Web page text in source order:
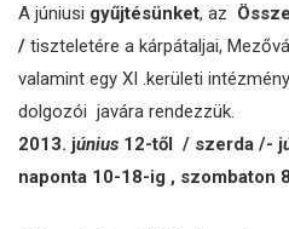
A júniusi gyűjtésünket, az
/ tiszteletére a kárpátaljai,
valamint egy XI .kerületi
dolgozói javára rendezzük.
2013. június 12-től / szerda /- j
naponta 10-18-ig , szombaton